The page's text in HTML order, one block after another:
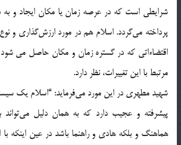
شرايطي است که در عرصه زمان يا مکان ايجاد و
پرداخته مي‌گردد. اسلام هم در مورد ارزش‌گذاري و
اقتضاءاتي که در گستره زمان و مکان حاصل مي
مرتبط با اين تغييرات، نظر دارد.
شهيد مطهري در اين مورد مي‌فرمايد: “اسلام يک
پيشرفته و عجيب دارد که به همان دليل مي‌تواند
هماهنگ و بلکه هادي و راهنما باشد در عين اينکه با